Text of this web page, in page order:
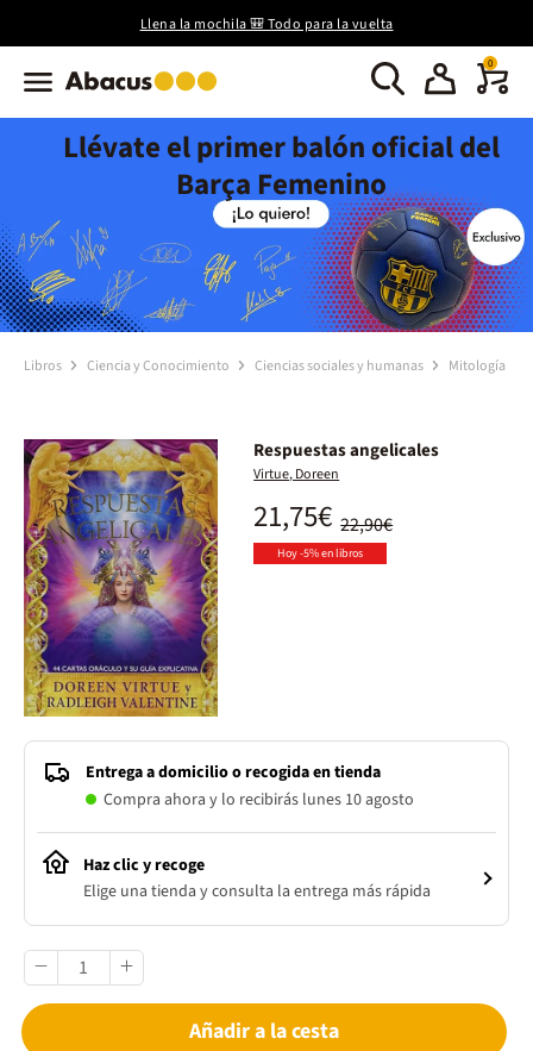
Llena la mochila 🎒 Todo para la vuelta
0
Llévate el primer balón oficial del
Barça Femenino
Libros Ciencia y Conocimiento Ciencias sociales y humanas Mitología
Respuestas angelicales
Virtue, Doreen
22,90€
21,75€
Hoy -5% en libros
Entrega a domicilio o recogida en tienda
Compra ahora y lo recibirás lunes 10 agosto
Haz clic y recoge
Elige una tienda y consulta la entrega más rápida
Añadir a la cesta